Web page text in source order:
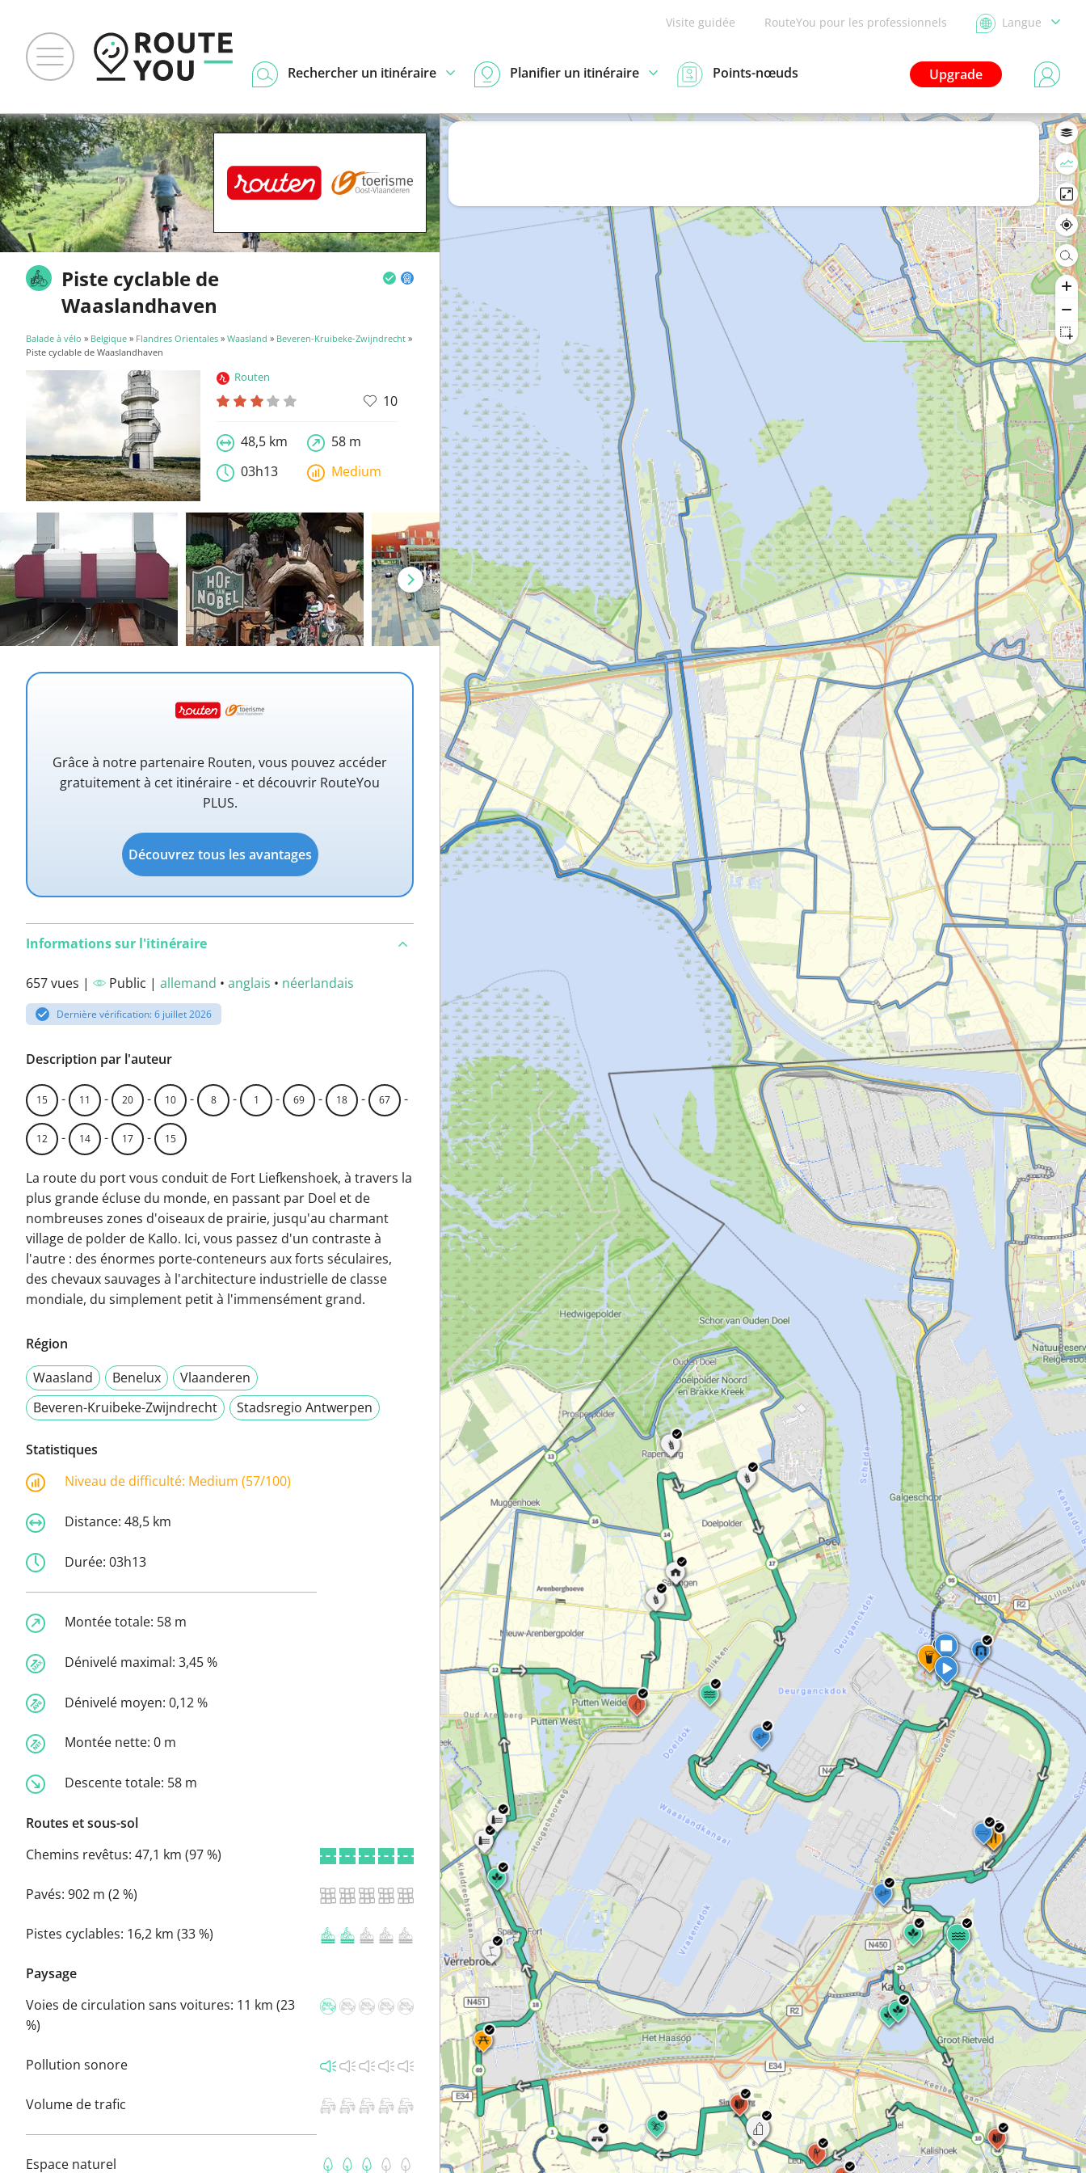
Visite guidée RouteYou pour les professionnels Langue
Upgrade
Rechercher un itinéraire Planifier un itinéraire Points-nœuds
Piste cyclable de
Waaslandhaven
Balade à vélo » Belgique » Flandres Orientales » Waasland » Beveren-Kruibeke-Zwijndrecht »
Piste cyclable de Waaslandhaven
Routen
10
48,5 km
58 m
03h13
Medium
Grâce à notre partenaire Routen, vous pouvez accéder
gratuitement à cet itinéraire - et découvrir RouteYou
PLUS.
Découvrez tous les avantages
Informations sur l'itinéraire
657 vues | Public | allemand • anglais • néerlandais
Dernière vérification: 6 juillet 2026
Description par l'auteur
15 - 11 - 20 - 10 - 8 - 1 - 69 - 18 - 67 -
12 - 14 - 17 - 15
La route du port vous conduit de Fort Liefkenshoek, à travers la
plus grande écluse du monde, en passant par Doel et de
nombreuses zones d'oiseaux de prairie, jusqu'au charmant
village de polder de Kallo. Ici, vous passez d'un contraste à
l'autre : des énormes porte-conteneurs aux forts séculaires,
des chevaux sauvages à l'architecture industrielle de classe
mondiale, du simplement petit à l'immensément grand.
Région
Waasland
Benelux
Vlaanderen
Beveren-Kruibeke-Zwijndrecht
Stadsregio Antwerpen
Statistiques
Niveau de difficulté: Medium (57/100)
Distance: 48,5 km
Durée: 03h13
Montée totale: 58 m
Dénivelé maximal: 3,45 %
Dénivelé moyen: 0,12 %
Montée nette: 0 m
Descente totale: 58 m
Routes et sous-sol
Chemins revêtus: 47,1 km (97 %)
Pavés: 902 m (2 %)
Pistes cyclables: 16,2 km (33 %)
Paysage
Voies de circulation sans voitures: 11 km (23
%)
Pollution sonore
Volume de trafic
Espace naturel